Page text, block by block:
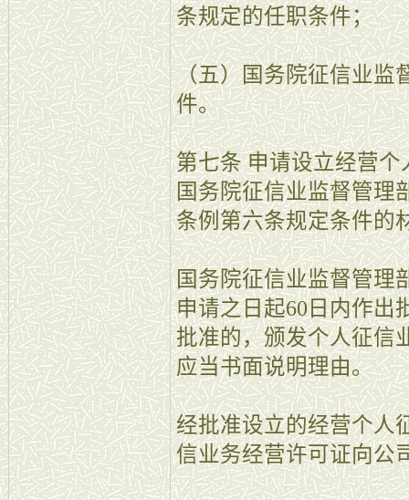
条规定的任职条件；
（五）国务院征信业监
件。
第七条 申请设立经营
国务院征信业监督管理
条例第六条规定条件的
国务院征信业监督管理
申请之日起60日内作出
批准的，颁发个人征信
应当书面说明理由。
经批准设立的经营个人
信业务经营许可证向公